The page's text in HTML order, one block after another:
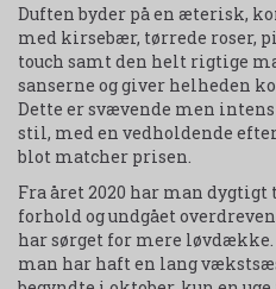
Duften byder på en æterisk,
med kirsebær, tørrede roser,
touch samt den helt rigtige
sanserne og giver helheden
Dette er svævende men
stil, med en vedholdende
blot matcher prisen.
Fra året 2020 har man dygtigt
forhold og undgået
har sørget for mere løvdække.
man har haft en lang